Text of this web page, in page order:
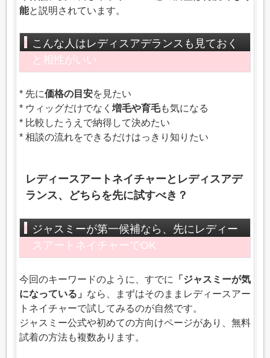
能と説明されています。
こんな人はレディスアデランスも見ておく
と相性がいい
* 先に価格の目安を見たい
* ウィッグだけでなく 増毛や育毛も気になる
* 比較したうえで納得して決めたい
* 相談の流れをできるだけはっきり知りたい
レディースアートネイチャーとレディスアデ
ランス、どちらを先に試すべき？
ジャスミーが第一候補なら、先にレディー
スアートネイチャーでOK
今回のキーワードのように、すでに
「ジャスミーが気
になっている」 なら、まずはそのままレディースアー
トネイチャーで試してみるのが自然です。
ジャスミー公式や初めての方向けページがあり、無料
試着の方法も複数あります。